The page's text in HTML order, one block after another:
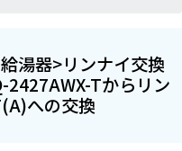
湯器>リンナイ交換
2427AWX-Tからリン
への交換